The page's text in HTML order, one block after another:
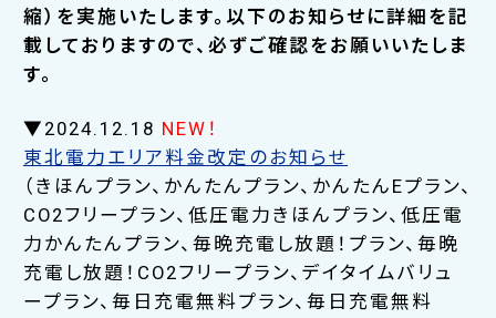
縮）を実施いたします。以下のお知らせに詳細を記
載しておりますので、必ずご確認をお願いいたしま
す。
▼2024.12.18 NEW！
東北電力エリア料金改定のお知らせ
（きほんプラン、かんたんプラン、かんたんEプラン、
CO2フリープラン、低圧電力きほんプラン、低圧電
力かんたんプラン、毎晩充電し放題！プラン、毎晩
充電し放題！CO2フリープラン、デイタイムバリュ
ープラン、毎日充電無料プラン、毎日充電無料